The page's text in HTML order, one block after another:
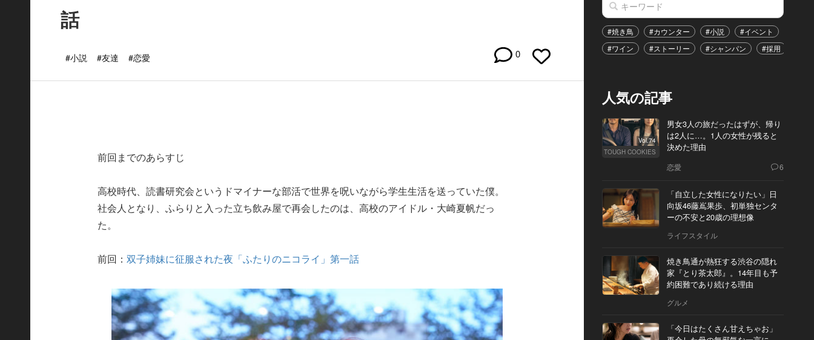
話
#小説 #友達 #恋愛 0
前回までのあらすじ
高校時代、読書研究会というドマイナーな部活で世界を呪いながら学生生活を送っていた僕。
社会人となり、ふらりと入った立ち飲み屋で再会したのは、高校のアイドル・大崎夏帆だっ
た。
前回：双子姉妹に征服された夜「ふたりのニコライ」第一話
#焼き鳥 #カウンター #小説 #イベント
#ワイン
#ストーリー #シャンパン #採用
人気の記事
Vol.74
TOUGH COOKIES
男女3人の旅だったはずが、帰り
は2人に…。1人の女性が残ると
決めた理由
恋愛 6
「自立した女性になりたい」日
向坂46藤嶌果歩、初単独センタ
ーの不安と20歳の理想像
ライフスタイル
焼き鳥通が熱狂する渋谷の隠れ
家『とり茶太郎』。14年目も予
約困難であり続ける理由
グルメ
「今日はたくさん甘えちゃお」